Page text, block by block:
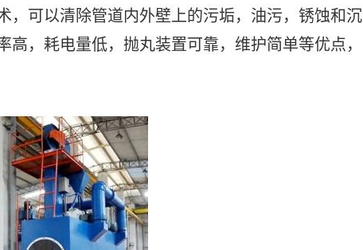
，可以清除管道内外壁上的污垢，油污，锈蚀和沉
，耗电量低，抛丸装置可靠，维护简单等优点，